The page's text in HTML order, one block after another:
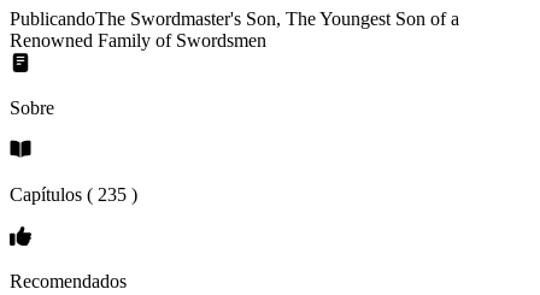
PublicandoThe Swordmaster's Son, The Youngest Son of a
Renowned Family of Swordsmen
Sobre
Capítulos ( 235 )
Recomendados